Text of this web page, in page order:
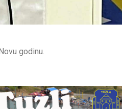
godinu.